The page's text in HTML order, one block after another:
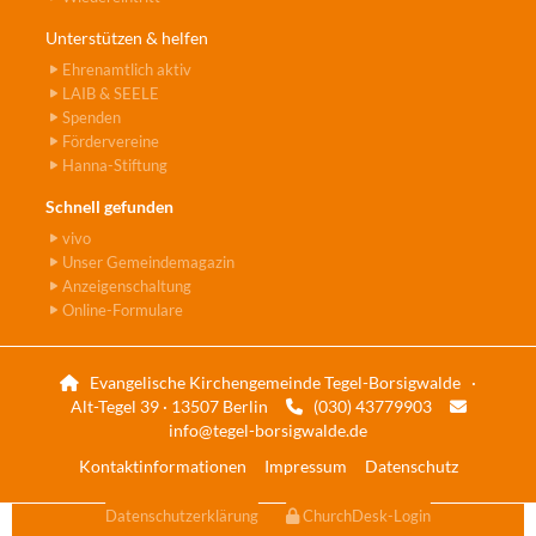
Unterstützen & helfen
Ehrenamtlich aktiv
LAIB & SEELE
Spenden
Fördervereine
Hanna-Stiftung
Schnell gefunden
vivo
Unser Gemeindemagazin
Anzeigenschaltung
Online-Formulare

Evangelische Kirchengemeinde Tegel-Borsigwalde ·
Alt-Tegel 39 · 13507 Berlin
(030) 43779903 
info@tegel-borsigwalde.de
Kontaktinformationen
Impressum Datenschutz
Datenschutzerklärung ChurchDesk-Login